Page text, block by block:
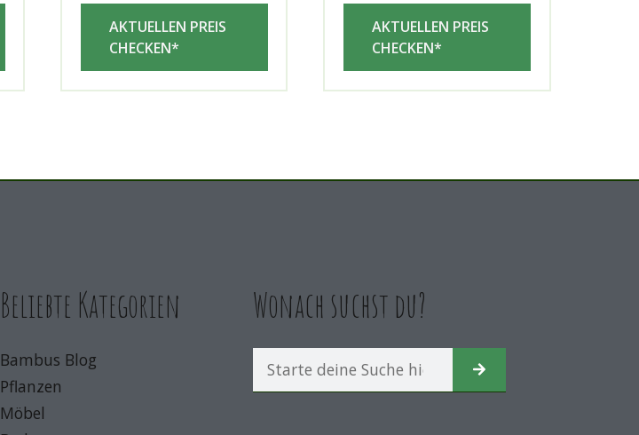
AKTUELLEN PREIS
CHECKEN*
AKTUELLEN PREIS
CHECKEN*
Beliebte Kategorien
Bambus Blog
Pflanzen
Möbel
Wonach suchst du?